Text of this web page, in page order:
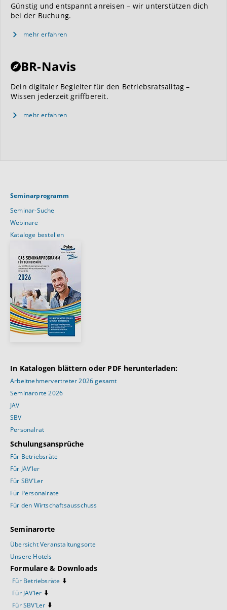
Günstig und entspannt anreisen – wir unterstützen dich
bei der Buchung.
mehr erfahren
BR-Navis
Dein digitaler Begleiter für den Betriebsratsalltag –
Wissen jederzeit griffbereit.
mehr erfahren
Seminarprogramm
Seminar-Suche
Webinare
Kataloge bestellen
In Katalogen blättern oder PDF herunterladen:
Arbeitnehmervertreter 2026 gesamt
Seminarorte 2026
JAV
SBV
Personalrat
Schulungsansprüche
Für Betriebsräte
Für JAV’ler
Für SBV’Ler
Für Personalräte
Für den Wirtschaftsausschuss
Seminarorte
Übersicht Veranstaltungsorte
Unsere Hotels
Formulare & Downloads
Für Betriebsräte ⬇️
Für JAV’ler ⬇️
Für SBV’Ler ⬇️